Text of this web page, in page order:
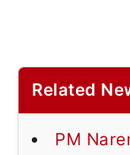
Related
PM